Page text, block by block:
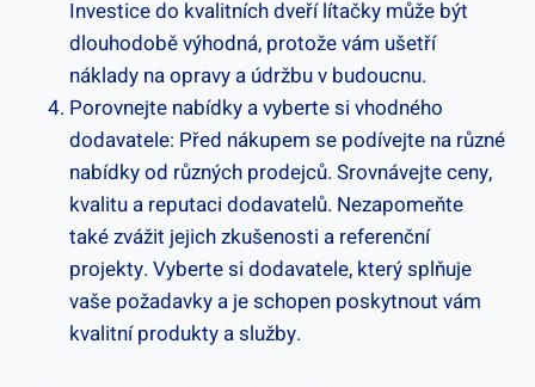
Investice do kvalitních dveří lítačky může být
dlouhodobě výhodná, protože vám ušetří
náklady na opravy a údržbu v budoucnu.
Porovnejte nabídky a vyberte si vhodného
dodavatele: Před nákupem se podívejte na různé
nabídky od různých prodejců. Srovnávejte ceny,
kvalitu a reputaci dodavatelů. Nezapomeňte
také zvážit jejich zkušenosti a referenční
projekty. Vyberte si dodavatele, který splňuje
vaše požadavky a je schopen poskytnout vám
kvalitní produkty a služby.